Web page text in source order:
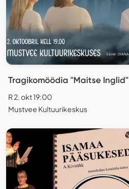
Tragikomöödia "Maitse Inglid"
R 2. okt 19:00
Mustvee Kultuurikeskus